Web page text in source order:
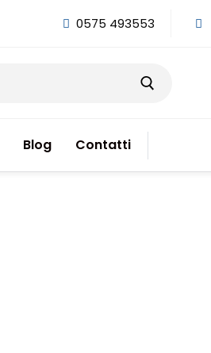
0575 493553
Blog Contatti